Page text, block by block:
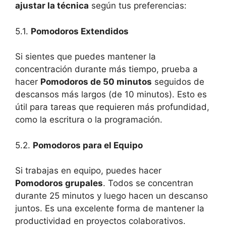
ajustar la técnica según tus preferencias:
5.1. Pomodoros Extendidos
Si sientes que puedes mantener la
concentración durante más tiempo, prueba a
hacer Pomodoros de 50 minutos seguidos de
descansos más largos (de 10 minutos). Esto es
útil para tareas que requieren más profundidad,
como la escritura o la programación.
5.2. Pomodoros para el Equipo
Si trabajas en equipo, puedes hacer
Pomodoros grupales. Todos se concentran
durante 25 minutos y luego hacen un descanso
juntos. Es una excelente forma de mantener la
productividad en proyectos colaborativos.